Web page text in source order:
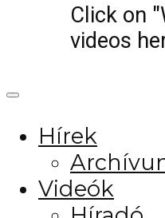
Click on
videos
Hírek
Videók